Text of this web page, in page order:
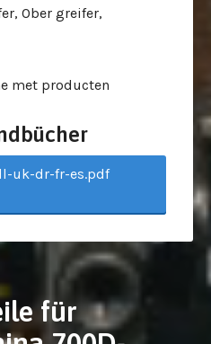
Ober greifer,
met producten
uk-dr-fr-es.pdf
für